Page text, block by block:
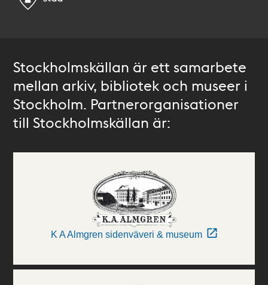
Stockholmskällan är ett samarbete
mellan arkiv, bibliotek och museer i
Stockholm. Partnerorganisationer
till Stockholmskällan är:
K A Almgren sidenväveri & museum